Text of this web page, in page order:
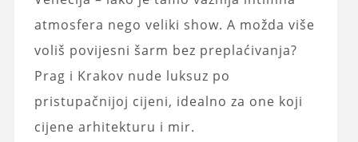
atmosfera nego veliki show. A možda više
voliš povijesni šarm bez preplaćivanja?
Prag i Krakov nude luksuz po
pristupačnijoj cijeni, idealno za one koji
cijene arhitekturu i mir.